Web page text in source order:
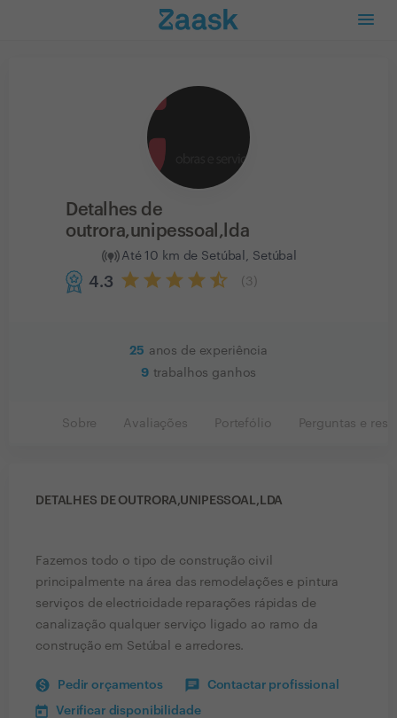
Detalhes de
outrora,unipessoal,lda
Até 10 km de Setúbal, Setúbal
4.3 3
25 anos de experiência
9 trabalhos ganhos
Sobre Avaliações Portefólio Perguntas e
DETALHES DE OUTRORA,UNIPESSOAL,LDA
Fazemos todo o tipo de construção civil
principalmente na área das remodelações e pintura
serviços de electricidade reparações rápidas de
canalização qualquer serviço ligado ao ramo da
construção em Setúbal e arredores.
Pedir orçamentos Contactar profissional
Verificar disponibilidade